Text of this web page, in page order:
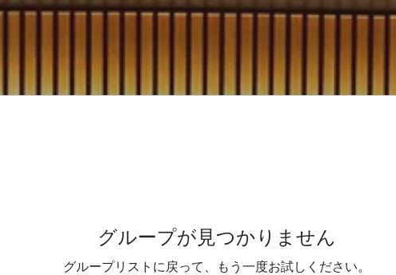
グループが見つかりません
グループリストに戻って、もう一度お試しください。